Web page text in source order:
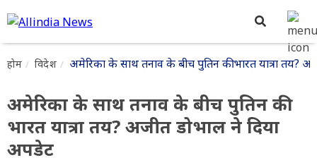
होम विदेश अमेरिका के साथ तनाव के बीच पुतिन की भारत यात्रा तय?
अमेरिका के साथ तनाव के बीच पुतिन की
भारत यात्रा तय? अजीत डोभाल ने दिया
अपडेट